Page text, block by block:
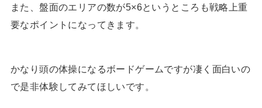
また、盤面のエリアの数が5×6というところも戦略上重
要なポイントになってきます。
かなり頭の体操になるボードゲームですが凄く面白いの
で是非体験してみてほしいです。